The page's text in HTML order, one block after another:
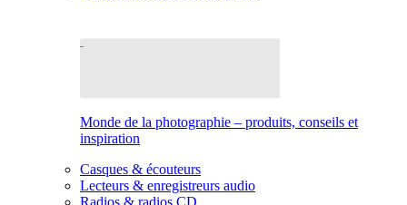
Monde de la photographie – produits, conseils et
inspiration
Casques & écouteurs
Lecteurs & enregistreurs audio
Radios & radios CD